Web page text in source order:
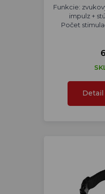
Funkcie:
impulz +
Počet